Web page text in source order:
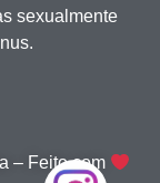
sexualmente
– Feito com